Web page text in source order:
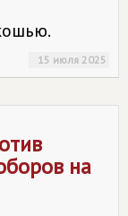
15 июля 2025
на